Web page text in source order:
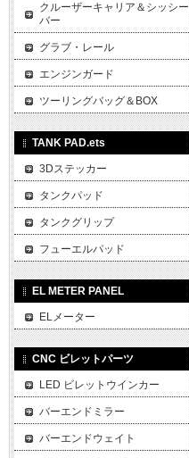
クルーザーキャリア＆シッシー
バー
グラブ・レール
エンジンガード
ツーリングバッグ＆BOX
TANK PAD.ets
3Dステッカー
タンクパッド
タンクグリップ
フューエルパッド
EL METER PANEL
ELメーター
CNC ビレットパーツ
LED ビレットウインカー
バーエンドミラー
バーエンドウェイト